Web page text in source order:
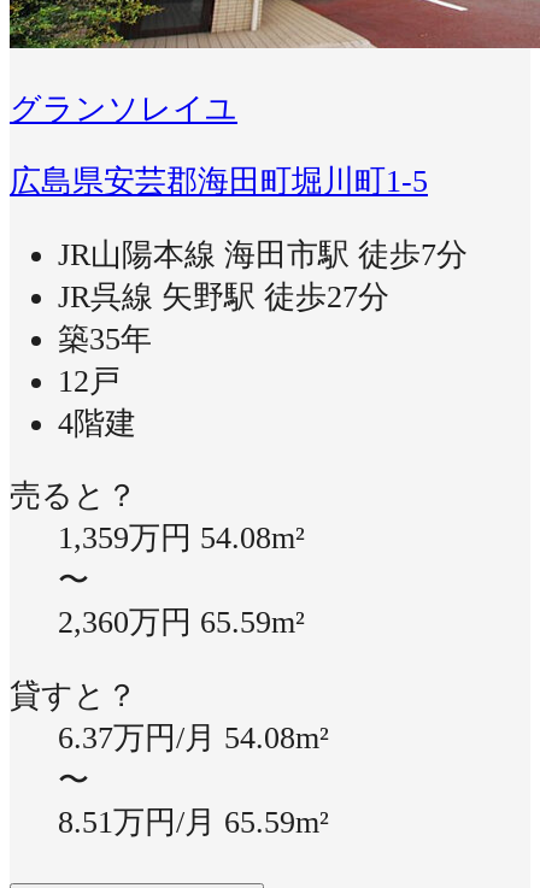
グランソレイユ
広島県安芸郡海田町堀川町1-5
JR山陽本線 海田市駅 徒歩7分
JR呉線 矢野駅 徒歩27分
築35年
12戸
4階建
売ると？
1,359万円 54.08m²
〜
2,360万円 65.59m²
貸すと？
6.37万円/月 54.08m²
〜
8.51万円/月 65.59m²